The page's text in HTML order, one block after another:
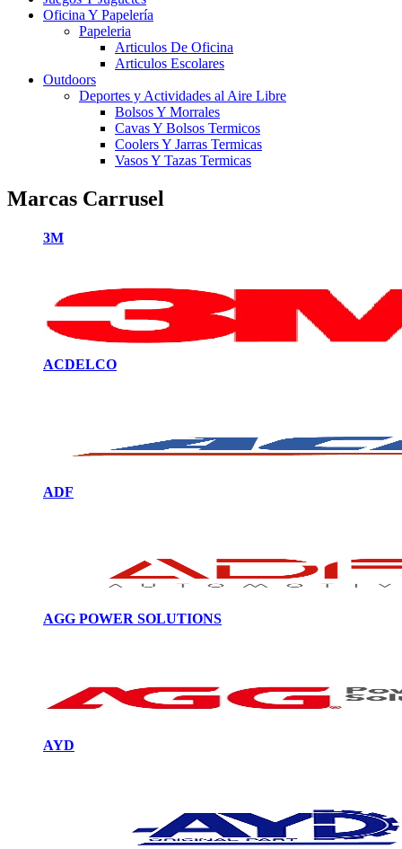
Oficina Y Papelería
Papeleria
Articulos De Oficina
Articulos Escolares
Outdoors
Deportes y Actividades al Aire Libre
Bolsos Y Morrales
Cavas Y Bolsos Termicos
Coolers Y Jarras Termicas
Vasos Y Tazas Termicas
Marcas Carrusel
3M
ACDELCO
ADF
AGG POWER SOLUTIONS
AYD